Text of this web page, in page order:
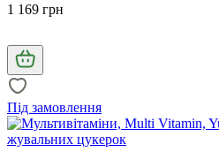
1 169 грн
Під замовлення